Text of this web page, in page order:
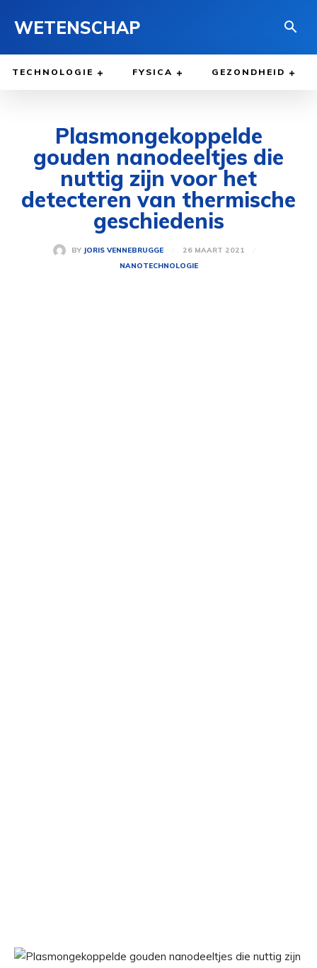
WETENSCHAP
TECHNOLOGIE FYSICA GEZONDHEID
Plasmongekoppelde
gouden nanodeeltjes die
nuttig zijn voor het
detecteren van thermische
geschiedenis
BY JORIS VENNEBRUGGE
26 MAART 2021
NANOTECHNOLOGIE